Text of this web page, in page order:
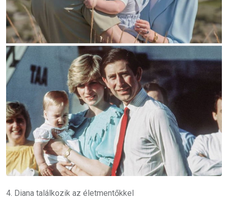
4. Diana találkozik az életmentőkkel